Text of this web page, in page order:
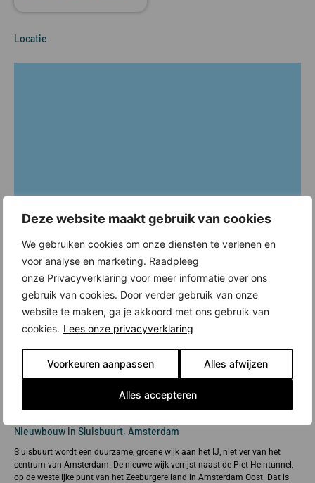
Deze website maakt gebruik van cookies
We gebruiken cookies om onze diensten te verlenen en
voor analyse en marketing. Raadpleeg
onze Privacyverklaring voor meer informatie over ons
gebruik van cookies. Door verder gebruik van onze
website te maken, ga je akkoord met ons gebruik van
cookies. Lees onze privacyverklaring
Voorkeuren aanpassen Alles afwijzen
Alles accepteren
Locatie
Nieuwbouw in Sluisbuurt, Amsterdam
Sluisbuurt wordt een duurzame, groene wijk aan het IJ, niet ver van het
centrum van Amsterdam. De nieuwe wijk verrijst naast de Piet Heintunnel,
op de westelijke punt van het Zeeburgereiland in Amsterdam Oost. Dat is